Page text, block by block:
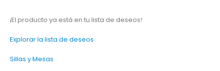
¡El producto ya está en tu lista de deseos!
Explorar la lista de deseos
Sillas y Mesas